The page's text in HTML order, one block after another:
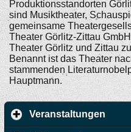
Produktionsstandorten
sind Musiktheater,
gemeinsame
Theater Görlitz-Zittau
Theater Görlitz und Zittau
Benannt ist das Theater
stammenden
Hauptmann.
Veranstaltungen